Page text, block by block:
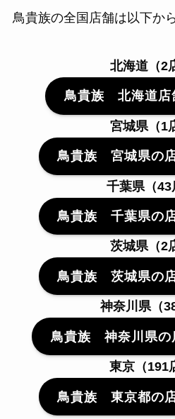
鳥貴族の全国店舗は以下か
北海道（2
鳥貴族 北海道店
宮城県（1
鳥貴族 宮城県の
千葉県（43
鳥貴族 千葉県の
茨城県（2
鳥貴族 茨城県の
神奈川県（
鳥貴族 神奈川県の
東京（191
鳥貴族 東京都の